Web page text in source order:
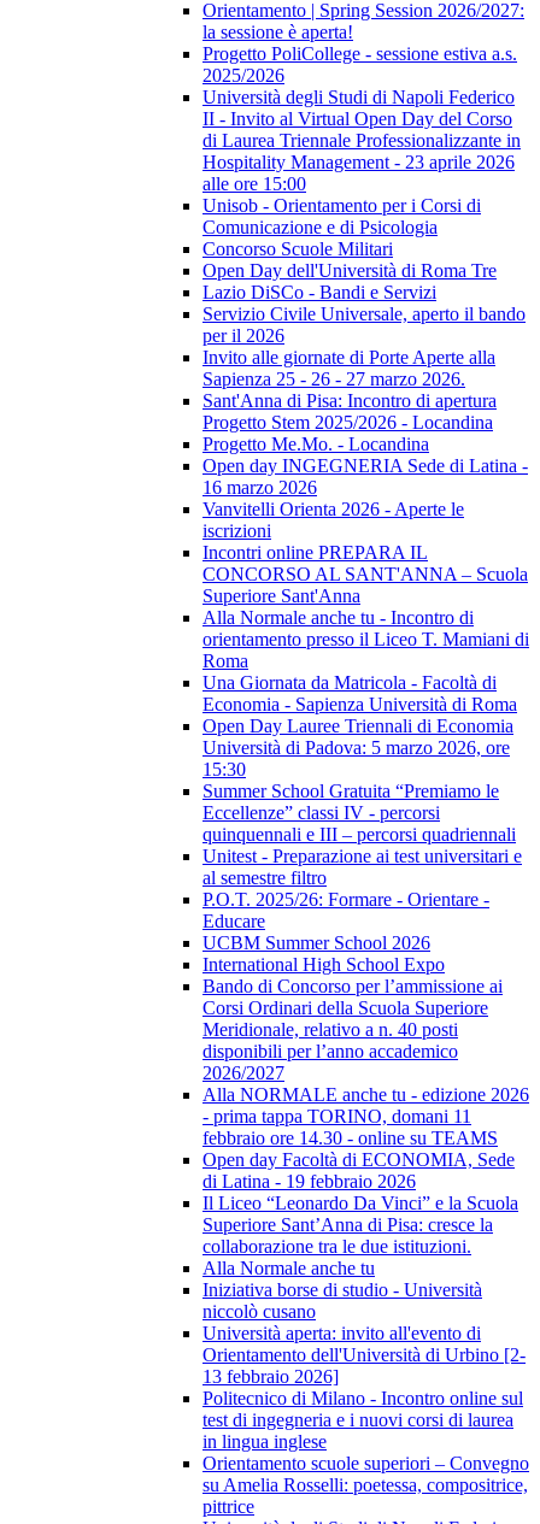
Orientamento | Spring Session 2026/2027:
la sessione è aperta!
Progetto PoliCollege - sessione estiva a.s.
2025/2026
Università degli Studi di Napoli Federico
II - Invito al Virtual Open Day del Corso
di Laurea Triennale Professionalizzante in
Hospitality Management - 23 aprile 2026
alle ore 15:00
Unisob - Orientamento per i Corsi di
Comunicazione e di Psicologia
Concorso Scuole Militari
Open Day dell'Università di Roma Tre
Lazio DiSCo - Bandi e Servizi
Servizio Civile Universale, aperto il bando
per il 2026
Invito alle giornate di Porte Aperte alla
Sapienza 25 - 26 - 27 marzo 2026.
Sant'Anna di Pisa: Incontro di apertura
Progetto Stem 2025/2026 - Locandina
Progetto Me.Mo. - Locandina
Open day INGEGNERIA Sede di Latina -
16 marzo 2026
Vanvitelli Orienta 2026 - Aperte le
iscrizioni
Incontri online PREPARA IL
CONCORSO AL SANT'ANNA – Scuola
Superiore Sant'Anna
Alla Normale anche tu - Incontro di
orientamento presso il Liceo T. Mamiani di
Roma
Una Giornata da Matricola - Facoltà di
Economia - Sapienza Università di Roma
Open Day Lauree Triennali di Economia
Università di Padova: 5 marzo 2026, ore
15:30
Summer School Gratuita “Premiamo le
Eccellenze” classi IV - percorsi
quinquennali e III – percorsi quadriennali
Unitest - Preparazione ai test universitari e
al semestre filtro
P.O.T. 2025/26: Formare - Orientare -
Educare
UCBM Summer School 2026
International High School Expo
Bando di Concorso per l’ammissione ai
Corsi Ordinari della Scuola Superiore
Meridionale, relativo a n. 40 posti
disponibili per l’anno accademico
2026/2027
Alla NORMALE anche tu - edizione 2026
- prima tappa TORINO, domani 11
febbraio ore 14.30 - online su TEAMS
Open day Facoltà di ECONOMIA, Sede
di Latina - 19 febbraio 2026
Il Liceo “Leonardo Da Vinci” e la Scuola
Superiore Sant’Anna di Pisa: cresce la
collaborazione tra le due istituzioni.
Alla Normale anche tu
Iniziativa borse di studio - Università
niccolò cusano
Università aperta: invito all'evento di
Orientamento dell'Università di Urbino [2-
13 febbraio 2026]
Politecnico di Milano - Incontro online sul
test di ingegneria e i nuovi corsi di laurea
in lingua inglese
Orientamento scuole superiori – Convegno
su Amelia Rosselli: poetessa, compositrice,
pittrice